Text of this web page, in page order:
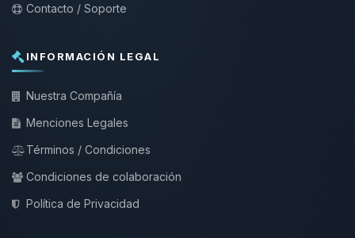
Contacto / Soporte
INFORMACIÓN LEGAL
Nuestra Compañía
Menciones Legales
Términos / Condiciones
Condiciones de colaboración
Política de Privacidad